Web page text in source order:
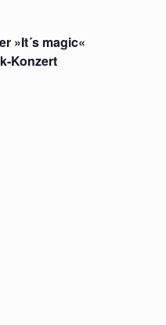
»It´s magic«
Konzert